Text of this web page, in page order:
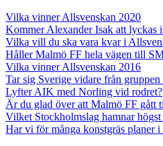
Vilka vinner Allsvenskan 2020
Kommer Alexander Isak att lyckas
Vilka vill du ska vara kvar i
Håller Malmö FF hela vägen till
Vilka vinner Allsvenskan 2016
Tar sig Sverige vidare från
Lyfter AIK med Norling vid rodret?
Är du glad över att Malmö FF gått
Vilket Stockholmslag hamnar
Har vi för många konstgräs planer